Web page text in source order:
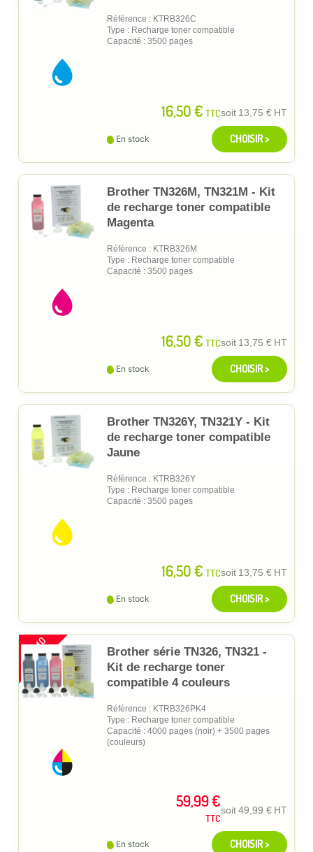
Référence : KTRB326C
Type : Recharge toner compatible
Capacité : 3500 pages
16,50 € TTCsoit 13,75 € HT
En stock CHOISIR >
Brother TN326M, TN321M - Kit
de recharge toner compatible
Magenta
Référence : KTRB326M
Type : Recharge toner compatible
Capacité : 3500 pages
16,50 € TTCsoit 13,75 € HT
En stock CHOISIR >
Brother TN326Y, TN321Y - Kit
de recharge toner compatible
Jaune
Référence : KTRB326Y
Type : Recharge toner compatible
Capacité : 3500 pages
16,50 € TTCsoit 13,75 € HT
En stock CHOISIR >
PROMO
Brother série TN326, TN321 -
Kit de recharge toner
compatible 4 couleurs
Référence : KTRB326PK4
Type : Recharge toner compatible
Capacité : 4000 pages (noir) + 3500 pages
(couleurs)
59,99 €
TTC
soit49,99 € HT
En stock CHOISIR >